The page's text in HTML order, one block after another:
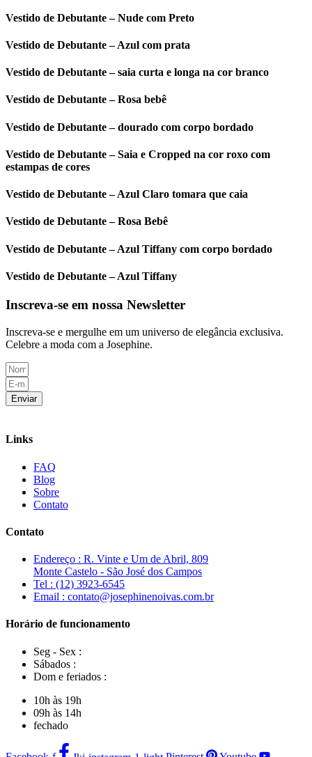
Vestido de Debutante – Nude com Preto
Vestido de Debutante – Azul com prata
Vestido de Debutante – saia curta e longa na cor branco
Vestido de Debutante – Rosa bebê
Vestido de Debutante – dourado com corpo bordado
Vestido de Debutante – Saia e Cropped na cor roxo com
estampas de cores
Vestido de Debutante – Azul Claro tomara que caia
Vestido de Debutante – Rosa Bebê
Vestido de Debutante – Azul Tiffany com corpo bordado
Vestido de Debutante – Azul Tiffany
Inscreva-se em nossa Newsletter
Inscreva-se e mergulhe em um universo de elegância exclusiva.
Celebre a moda com a Josephine.
Enviar
Links
FAQ
Blog
Sobre
Contato
Contato
Endereço : R. Vinte e Um de Abril, 809
Monte Castelo - São José dos Campos
Tel : (12) 3923-6545
Email : contato@josephinenoivas.com.br
Horário de funcionamento
Seg - Sex :
Sábados :
Dom e feriados :
10h às 19h
09h às 14h
fechado